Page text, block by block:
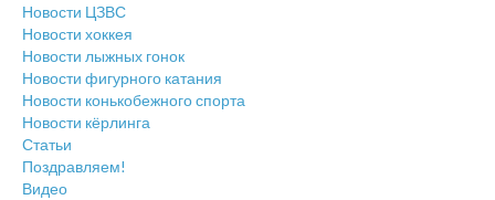
Новости ЦЗВС
Новости хоккея
Новости лыжных гонок
Новости фигурного катания
Новости конькобежного спорта
Новости кёрлинга
Статьи
Поздравляем!
Видео